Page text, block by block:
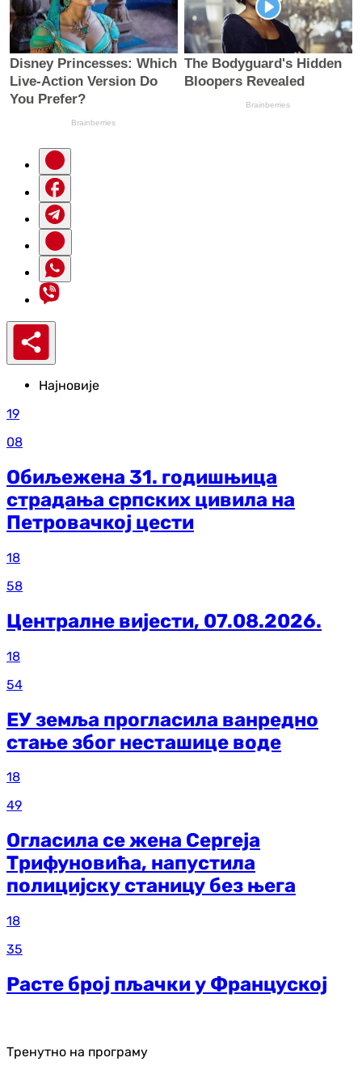
Најновије
19
08
Обиљежена 31. годишњица
страдања српских цивила на
Петровачкој цести
18
58
Централне вијести, 07.08.2026.
18
54
ЕУ земља прогласила ванредно
стање због несташице воде
18
49
Огласила се жена Сергеја
Трифуновића, напустила
полицијску станицу без њега
18
35
Расте број пљачки у Француској
Тренутно на програму